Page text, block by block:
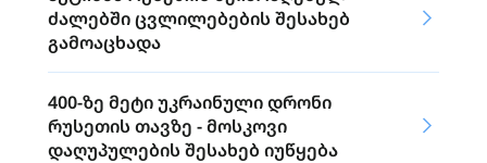
ძალებში ცვლილებების შესახებ
გამოაცხადა
400-ზე მეტი უკრაინული დრონი
რუსეთის თავზე - მოსკოვი
დაღუპულების შესახებ იუწყება